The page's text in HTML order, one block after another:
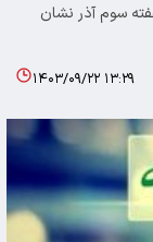
هفته سوم آذر نشان
۱۴۰۳/۰۹/۲۲ ۱۳:۲۹